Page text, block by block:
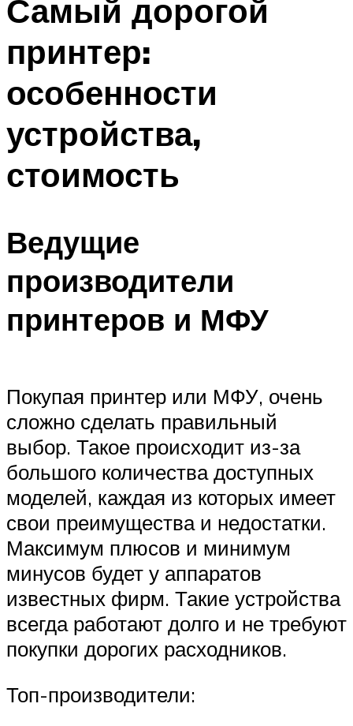
Самый дорогой
принтер:
особенности
устройства,
стоимость
Ведущие
производители
принтеров и МФУ
Покупая принтер или МФУ, очень
сложно сделать правильный
выбор. Такое происходит из-за
большого количества доступных
моделей, каждая из которых имеет
свои преимущества и недостатки.
Максимум плюсов и минимум
минусов будет у аппаратов
известных фирм. Такие устройства
всегда работают долго и не требуют
покупки дорогих расходников.
Топ-производители: